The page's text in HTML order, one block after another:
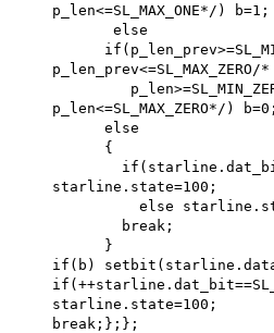
p_len<=SL_MAX_ONE*/) b=1;
else
p_len_prev<=SL_MAX_ZERO/*
p_len<=SL_MAX_ZERO*/) b=0;
else
{
starline.state=100;
else
break;
}
if(b)
starline.state=100;
break;};};